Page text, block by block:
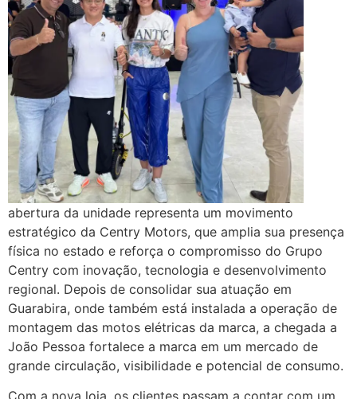
abertura da unidade representa um movimento
estratégico da Centry Motors, que amplia sua presença
física no estado e reforça o compromisso do Grupo
Centry com inovação, tecnologia e desenvolvimento
regional. Depois de consolidar sua atuação em
Guarabira, onde também está instalada a operação de
montagem das motos elétricas da marca, a chegada a
João Pessoa fortalece a marca em um mercado de
grande circulação, visibilidade e potencial de consumo.
Com a nova loja, os clientes passam a contar com um